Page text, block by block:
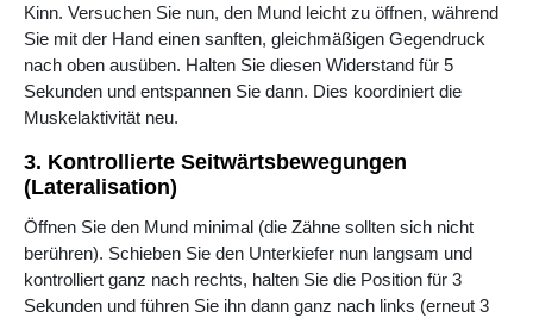
Kinn. Versuchen Sie nun, den Mund leicht zu öffnen, während
Sie mit der Hand einen sanften, gleichmäßigen Gegendruck
nach oben ausüben. Halten Sie diesen Widerstand für 5
Sekunden und entspannen Sie dann. Dies koordiniert die
Muskelaktivität neu.
3. Kontrollierte Seitwärtsbewegungen
(Lateralisation)
Öffnen Sie den Mund minimal (die Zähne sollten sich nicht
berühren). Schieben Sie den Unterkiefer nun langsam und
kontrolliert ganz nach rechts, halten Sie die Position für 3
Sekunden und führen Sie ihn dann ganz nach links (erneut 3